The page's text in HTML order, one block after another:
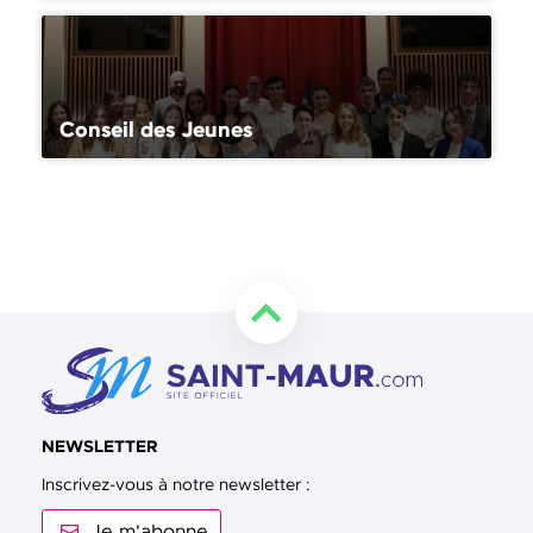
Conseil des Jeunes
NEWSLETTER
Inscrivez-vous à notre newsletter :